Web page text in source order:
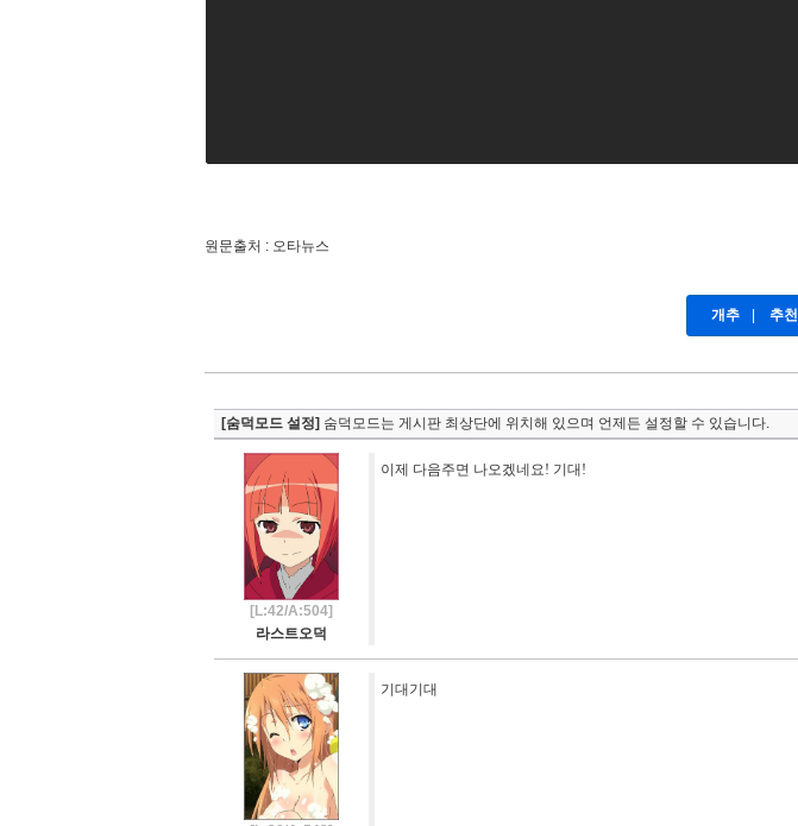
원문출처 : 오타뉴스
개추 추천
[숨덕모드 설정] 숨덕모드는 게시판 최상단에 위치해 있으며 언제든 설정할 수 있습니다.
[L:42/A:504]
라스트오덕
이제 다음주면 나오겠네요! 기대!
기대기대